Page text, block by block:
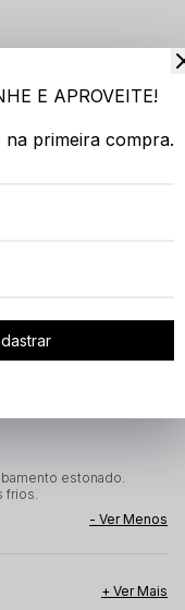
estonado.
frios.
E APROVEITE!
na primeira compra.